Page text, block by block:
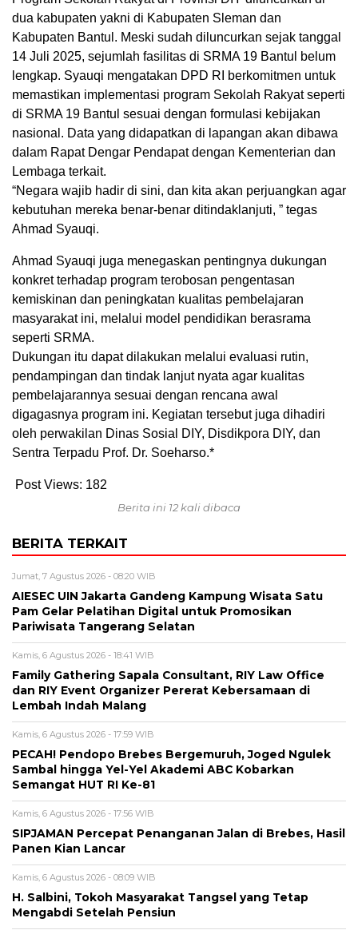
dua kabupaten yakni di Kabupaten Sleman dan
Kabupaten Bantul. Meski sudah diluncurkan sejak tanggal
14 Juli 2025, sejumlah fasilitas di SRMA 19 Bantul belum
lengkap. Syauqi mengatakan DPD RI berkomitmen untuk
memastikan implementasi program Sekolah Rakyat seperti
di SRMA 19 Bantul sesuai dengan formulasi kebijakan
nasional. Data yang didapatkan di lapangan akan dibawa
dalam Rapat Dengar Pendapat dengan Kementerian dan
Lembaga terkait.
“Negara wajib hadir di sini, dan kita akan perjuangkan agar
kebutuhan mereka benar-benar ditindaklanjuti, ” tegas
Ahmad Syauqi.
Ahmad Syauqi juga menegaskan pentingnya dukungan
konkret terhadap program terobosan pengentasan
kemiskinan dan peningkatan kualitas pembelajaran
masyarakat ini, melalui model pendidikan berasrama
seperti SRMA.
Dukungan itu dapat dilakukan melalui evaluasi rutin,
pendampingan dan tindak lanjut nyata agar kualitas
pembelajarannya sesuai dengan rencana awal
digagasnya program ini. Kegiatan tersebut juga dihadiri
oleh perwakilan Dinas Sosial DIY, Disdikpora DIY, dan
Sentra Terpadu Prof. Dr. Soeharso.*
Post Views: 182
Berita ini 12 kali dibaca
BERITA TERKAIT
Jumat, 7 Agustus 2026 - 08:20 WIB
AIESEC UIN Jakarta Gandeng Kampung Wisata Satu
Pam Gelar Pelatihan Digital untuk Promosikan
Pariwisata Tangerang Selatan
Kamis, 6 Agustus 2026 - 18:41 WIB
Family Gathering Sapala Consultant, RIY Law Office
dan RIY Event Organizer Pererat Kebersamaan di
Lembah Indah Malang
Kamis, 6 Agustus 2026 - 17:59 WIB
PECAH! Pendopo Brebes Bergemuruh, Joged Ngulek
Sambal hingga Yel-Yel Akademi ABC Kobarkan
Semangat HUT RI Ke-81
Kamis, 6 Agustus 2026 - 17:56 WIB
SIPJAMAN Percepat Penanganan Jalan di Brebes, Hasil
Panen Kian Lancar
Kamis, 6 Agustus 2026 - 08:09 WIB
H. Salbini, Tokoh Masyarakat Tangsel yang Tetap
Mengabdi Setelah Pensiun